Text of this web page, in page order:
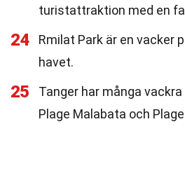
turistattraktion med en
24
Rmilat Park är en vacker
havet.
25
Tanger har många
Plage Malabata och